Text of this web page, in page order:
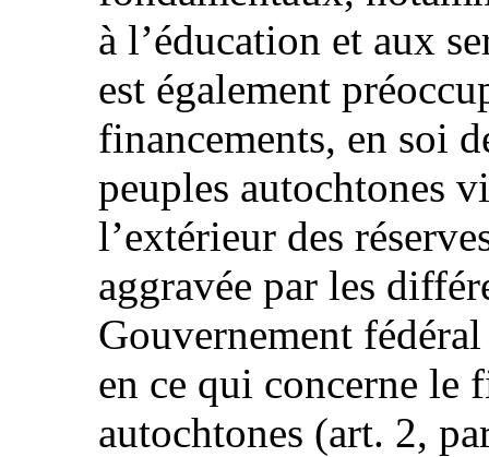
à l’éducation et aux
est également
financements, en soi
peuples autochtones
l’extérieur des
aggravée par les
Gouvernement
en ce qui concerne le
autochtones (art. 2,